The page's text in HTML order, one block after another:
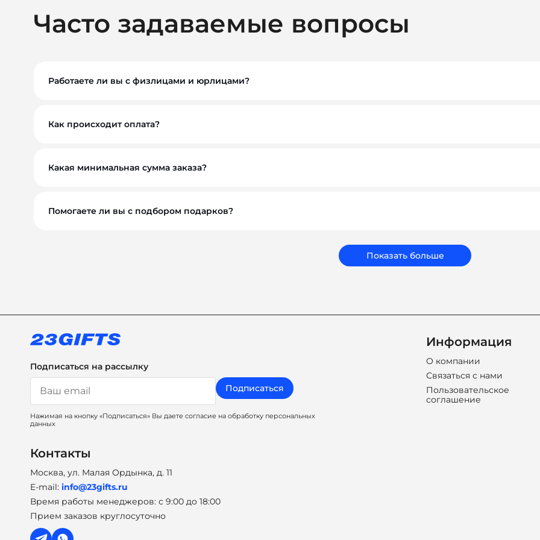
Часто задаваемые вопросы
Работаете ли вы с физлицами и юрлицами?
Как происходит оплата?
Какая минимальная сумма заказа?
Помогаете ли вы с подбором подарков?
Показать больше
Подписаться на рассылку
Подписаться
Нажимая на кнопку «Подписаться» Вы даете согласие на обработку персональных
данных
Информация
О компании
Связаться с нами
Пользовательское
соглашение
Контакты
Москва, ул. Малая Ордынка, д. 11
E-mail: info@23gifts.ru
Время работы менеджеров: с 9:00 до 18:00
Прием заказов круглосуточно